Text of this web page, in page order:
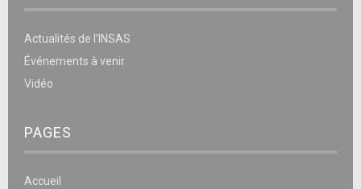
Actualités de l’INSAS
Événements à venir
Vidéo
PAGES
Accueil